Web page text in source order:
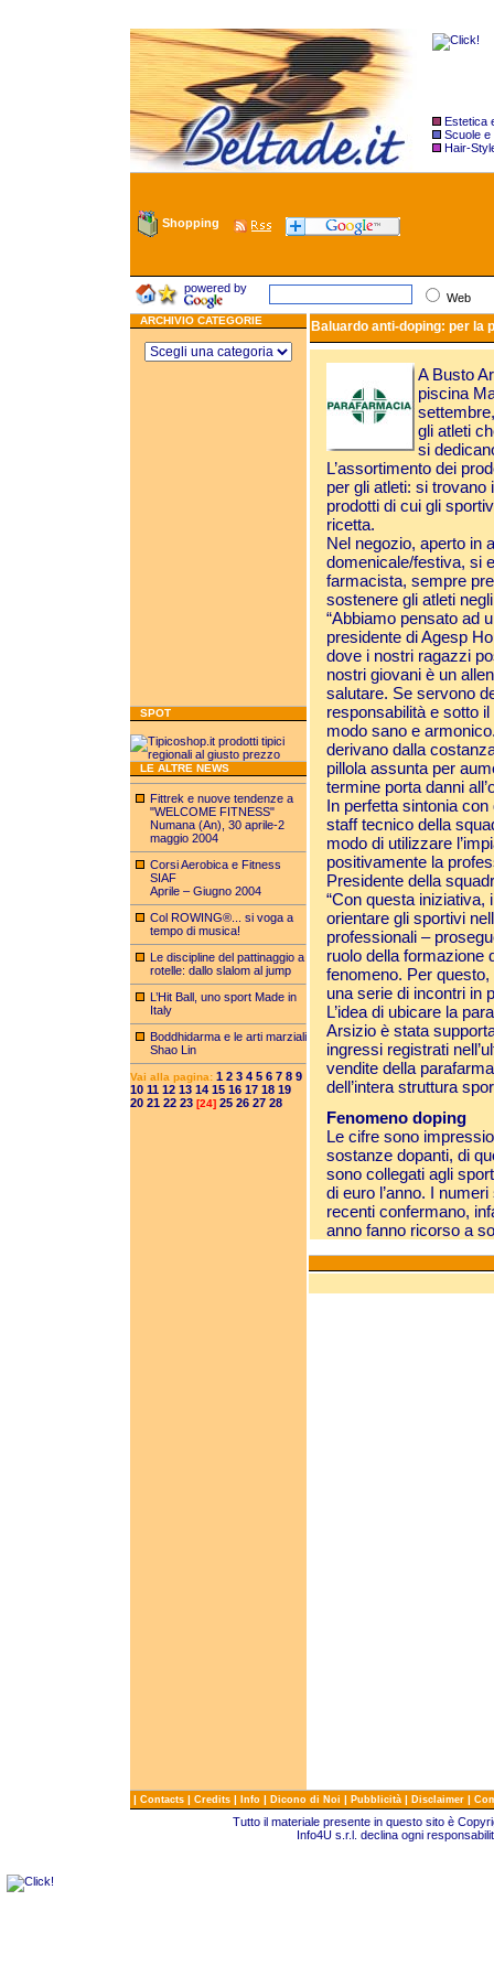
Estetica
Scuole e
Hair-
Shopping
powered by
Web
ARCHIVIO CATEGORIE
SPOT
LE ALTRE NEWS
Fittrek e nuove tendenze a
"WELCOME FITNESS"
Numana (An), 30 aprile-2
maggio 2004
Corsi Aerobica e Fitness
SIAF
Aprile – Giugno 2004
Col ROWING®... si voga a
tempo di musica!
Le discipline del pattinaggio a
rotelle: dallo slalom al jump
L’Hit Ball, uno sport Made in
Italy
Boddhidarma e le arti marziali
Shao Lin
Vai alla pagina: 1 2 3 4 5 6 7 8 9
10 11 12 13 14 15 16 17 18 19
20 21 22 23 [24] 25 26 27 28
Baluardo anti-doping: per la
A Busto
piscina
gli atleti
si
L’assortimento dei
per gli atleti: si trovano
prodotti di cui gli
ricetta.
Nel negozio, aperto in
domenicale/festiva, si
farmacista, sempre
sostenere gli atleti
“Abbiamo pensato ad
presidente di Agesp
dove i nostri ragazzi
nostri giovani è un
salutare. Se servono
responsabilità e sotto
modo sano e
derivano dalla
pillola assunta per
termine porta danni
In perfetta sintonia
staff tecnico della
modo di utilizzare
positivamente la
Presidente della
“Con questa
orientare gli sportivi
professionali –
ruolo della formazione
fenomeno. Per
una serie di incontri in
L’idea di ubicare la
Arsizio è stata
ingressi registrati
vendite della
dell’intera struttura
Fenomeno doping
Le cifre sono
sostanze dopanti, di
sono collegati agli
di euro l’anno. I
recenti confermano,
anno fanno ricorso a
| Contacts | Credits | Info | Dicono di Noi | Pubblicità | Disclaimer |
Tutto il materiale presente in questo sito è
Info4U s.r.l. declina ogni